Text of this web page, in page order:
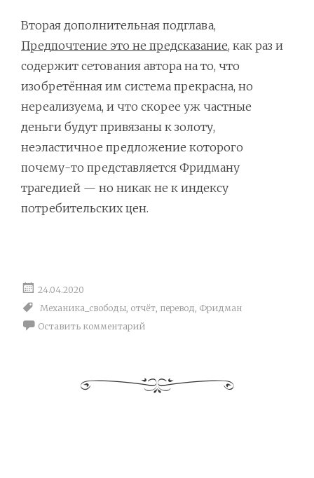
Вторая дополнительная подглава,
Предпочтение это не предсказание, как раз и
содержит сетования автора на то, что
изобретённая им система прекрасна, но
нереализуема, и что скорее уж частные
деньги будут привязаны к золоту,
неэластичное предложение которого
почему-то представляется Фридману
трагедией — но никак не к индексу
потребительских цен.
24.04.2020
Механика_свободы отчёт перевод Фридман
Оставить комментарий